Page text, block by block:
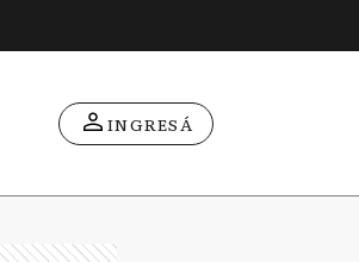
INGRESÁ